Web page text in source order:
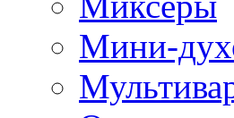
Мини-